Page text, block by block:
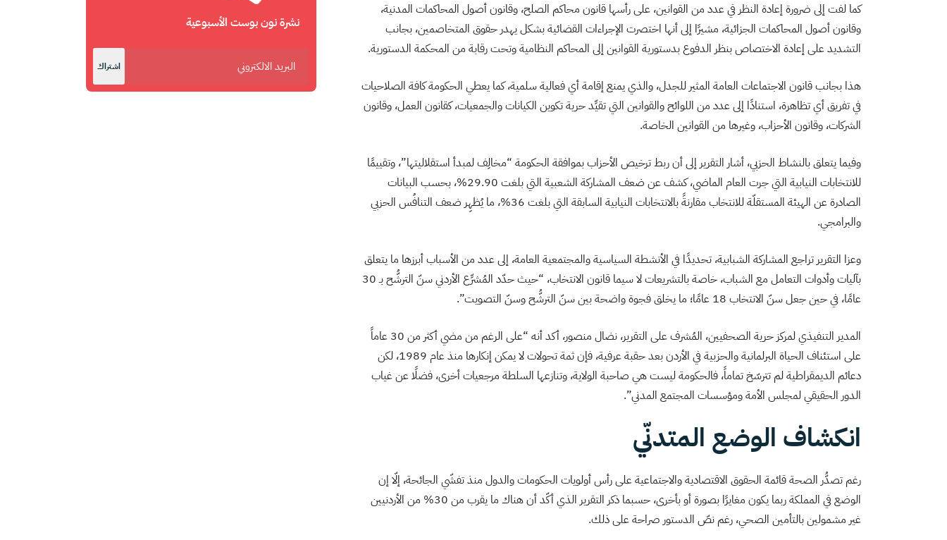
كما لفت إلى ضرورة إعادة النظر في عدد من القوانين، على رأسها قانون محاكم الصلح، وقانون أصول المحاكمات المدنية،
وقانون أصول المحاكمات الجزائية، مشيرًا إلى أنها اختصرت الإجراءات القضائية بشكل يهدر حقوق المتخاصمين، بجانب
التشديد على إعادة الاختصاص بنظر الدفوع بدستورية القوانين إلى المحاكم النظامية وتحت رقابة من المحكمة الدستورية.
هذا بجانب قانون الاجتماعات العامة المثير للجدل، والذي يمنع إقامة أي فعالية سلمية، كما يعطي الحكومة كافة الصلاحيات
في تفريق أي تظاهرة، استنادًا إلى عدد من اللوائح والقوانين التي تقيِّد حرية تكوين الكيانات والجمعيات، كقانون العمل، وقانون
الشركات، وقانون الأحزاب، وغيرها من القوانين الخاصة.
وفيما يتعلق بالنشاط الحزبي، أشار التقرير إلى أن ربط ترخيص الأحزاب بموافقة الحكومة “مخالِف لمبدأ استقلاليتها”، وتقييمًا
للانتخابات النيابية التي جرت العام الماضي، كشف عن ضعف المشاركة الشعبية التي بلغت 29.90%، بحسب البيانات
الصادرة عن الهيئة المستقلّة للانتخاب مقارنةً بالانتخابات النيابية السابقة التي بلغت 36%، ما يُظهِر ضعف التنافُس الحزبي
والبرامجي.
وعزا التقرير تراجع المشاركة الشبابية، تحديدًا في الأنشطة السياسية والمجتمعية العامة، إلى عدد من الأسباب أبرزها ما يتعلق
بآليات وأدوات التعامل مع الشباب، خاصة بالتشريعات لا سيما قانون الانتخاب، “حيث حدّد المُشرِّع الأردني سنّ الترشُّح بـ 30
عامًا، في حين جعل سنّ الانتخاب 18 عامًا؛ ما يخلق فجوة واضحة بين سنّ الترشُّح وسنّ التصويت”.
المدير التنفيذي لمركز حرية الصحفيين، المُشرف على التقرير، نضال منصور، أكد أنه “على الرغم من مضي أكثر من 30 عاماً
على استئناف الحياة البرلمانية والحزبية في الأردن بعد حقبة عرفية، فإن ثمة تحولات لا يمكن إنكارها منذ عام 1989، لكن
دعائم الديمقراطية لم تترسّخ تماماً، فالحكومة ليست هي صاحبة الولاية، وتنازعها السلطة مرجعيات أخرى، فضلًا عن غياب
الدور الحقيقي لمجلس الأمة ومؤسسات المجتمع المدني”.
انكشاف الوضع المتدنّي
رغم تصدُّر الصحة قائمة الحقوق الاقتصادية والاجتماعية على رأس أولويات الحكومات والدول منذ تفشّي الجائحة، إلّا إن
الوضع في المملكة ربما يكون مغايرًا بصورة أو بأخرى، حسبما ذكر التقرير الذي أكّد أن هناك ما يقرب من 30% من الأردنيين
غير مشمولين بالتأمين الصحي، رغم نصّ الدستور صراحة على ذلك.
نشرة نون بوست الأسبوعية
اشتراك